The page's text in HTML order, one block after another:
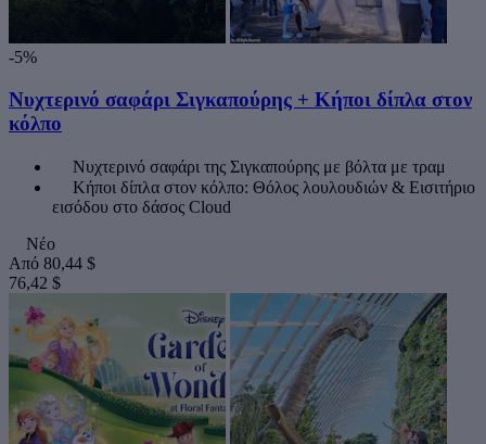
-5%
Νυχτερινό σαφάρι Σιγκαπούρης + Κήποι δίπλα στον
κόλπο
Νυχτερινό σαφάρι της Σιγκαπούρης με βόλτα με τραμ
Κήποι δίπλα στον κόλπο: Θόλος λουλουδιών & Εισιτήριο
εισόδου στο δάσος Cloud
Νέο
Από 80,44 $
76,42 $